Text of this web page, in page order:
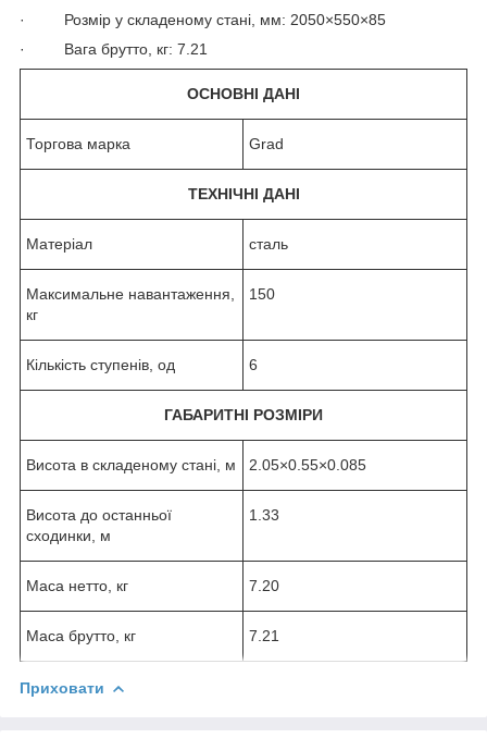
· Розмір у складеному стані, мм: 2050×550×85
· Вага брутто, кг: 7.21
ОСНОВНІ ДАНІ
Торгова марка Grad
ТЕХНІЧНІ ДАНІ
Матеріал сталь
Максимальне навантаження,
кг
150
Кількість ступенів, од 6
ГАБАРИТНІ РОЗМІРИ
Висота в складеному стані, м 2.05×0.55×0.085
Висота до останньої
сходинки, м
1.33
Маса нетто, кг 7.20
Маса брутто, кг 7.21
Приховати